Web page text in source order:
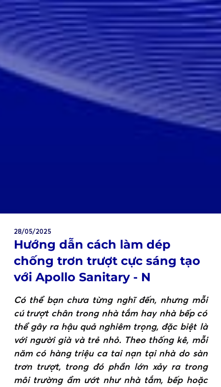
28/05/2025
Hướng dẫn cách làm dép
chống trơn trượt cực sáng tạo
với Apollo Sanitary - N
Có thể bạn chưa từng nghĩ đến, nhưng mỗi
cú trượt chân trong nhà tắm hay nhà bếp có
thể gây ra hậu quả nghiêm trọng, đặc biệt là
với người già và trẻ nhỏ. Theo thống kê, mỗi
năm có hàng triệu ca tai nạn tại nhà do sàn
trơn trượt, trong đó phần lớn xảy ra trong
môi trường ẩm ướt như nhà tắm, bếp hoặc